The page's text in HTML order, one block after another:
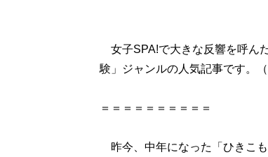
女子SPA!で大きな反響を呼ん
験」ジャンルの人気記事です。
＝＝＝＝＝＝＝＝＝＝
昨今、中年になった「ひきこ